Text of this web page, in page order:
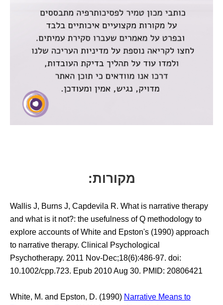
מקורות:
Wallis J, Burns J, Capdevila R. What is narrative therapy
and what is it not?: the usefulness of Q methodology to
explore accounts of White and Epston's (1990) approach
to narrative therapy. Clinical Psychological
Psychotherapy. 2011 Nov-Dec;18(6):486-97. doi:
10.1002/cpp.723. Epub 2010 Aug 30. PMID: 20806421
White, M. and Epston, D. (1990) Narrative Means to